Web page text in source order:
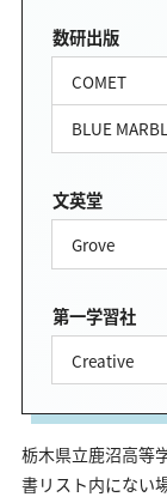
数研出版
COMET
BLUE
文英堂
Grove
第一学習社
Creative
栃木県立鹿沼高等
書リスト内にない